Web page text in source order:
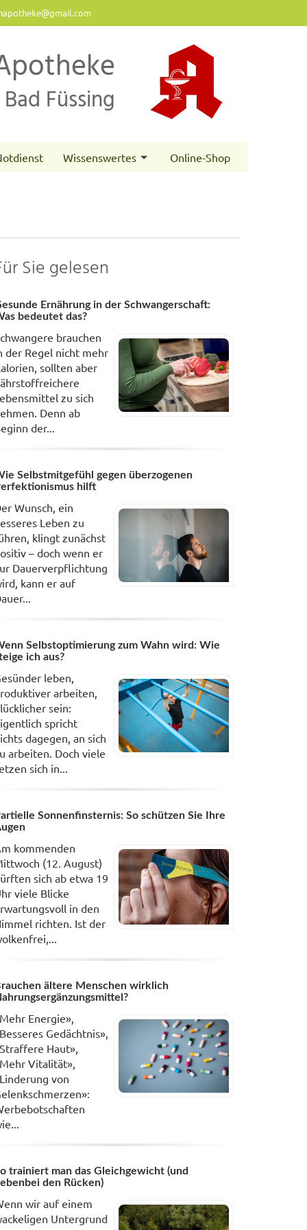
Bad Füssing
Wissenswertes Online-Shop
Sie gelesen
Ernährung in der Schwangerschaft:
bedeutet das?
brauchen
der Regel nicht mehr
sollten aber
zu sich
Denn ab
der...
Selbstmitgefühl gegen überzogenen
hilft
Wunsch, ein
Leben zu
klingt zunächst
– doch wenn er
Dauerverpflichtung
kann er auf
Selbstoptimierung zum Wahn wird: Wie
ich aus?
leben,
arbeiten,
sein:
spricht
dagegen, an sich
arbeiten. Doch viele
sich in...
Sonnenfinsternis: So schützen Sie Ihre
kommenden
(12. August)
sich ab etwa 19
viele Blicke
in den
richten. Ist der
ältere Menschen wirklich
Energie»,
Gedächtnis»,
Haut»,
Vitalität»,
von
trainiert man das Gleichgewicht (und
den Rücken)
wir auf einem
Untergrund